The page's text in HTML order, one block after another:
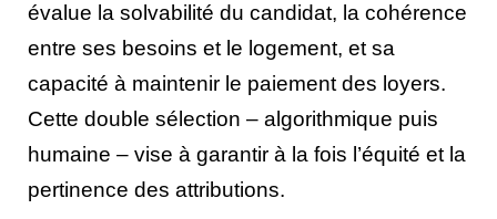
évalue la solvabilité du candidat, la cohérence
entre ses besoins et le logement, et sa
capacité à maintenir le paiement des loyers.
Cette double sélection – algorithmique puis
humaine – vise à garantir à la fois l’équité et la
pertinence des attributions.